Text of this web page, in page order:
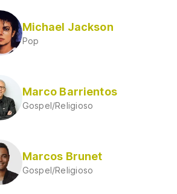
Michael Jackson
Pop
Marco Barrientos
Gospel/Religioso
Marcos Brunet
Gospel/Religioso